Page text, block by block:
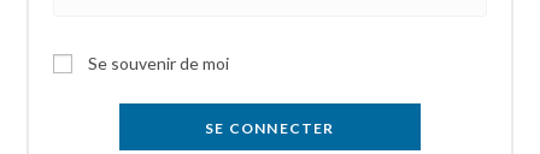
Se souvenir de moi
SE CONNECTER